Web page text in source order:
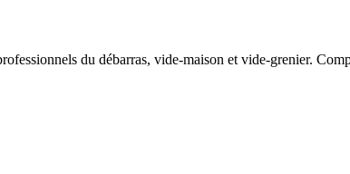
du débarras, vide-maison et vide-grenier.